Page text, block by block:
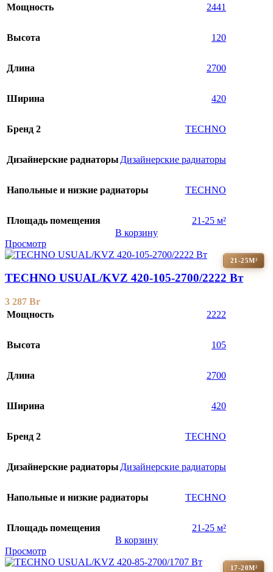
Мощность
2441
Высота 120
Длина 2700
Ширина 420
Бренд 2 TECHNO
Дизайнерские радиаторы Дизайнерские радиаторы
Напольные и низкие радиаторы TECHNO
Площадь помещения
21-25 м²
В корзину
Просмотр
21-25М²
TECHNO USUAL/KVZ 420-105-2700/2222 Вт
3 287 Br
Мощность
2222
Высота 105
Длина 2700
Ширина 420
Бренд 2 TECHNO
Дизайнерские радиаторы Дизайнерские радиаторы
Напольные и низкие радиаторы TECHNO
Площадь помещения
21-25 м²
В корзину
Просмотр
17-20М²